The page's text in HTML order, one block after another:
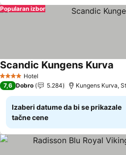
Popularan izbor
4 ZvezdiceHotel
Scandic Kungens Kurva
7,6 Dobro 5.284 Kungens Kurva,
Izaberi datume da bi se prikazale
tačne cene